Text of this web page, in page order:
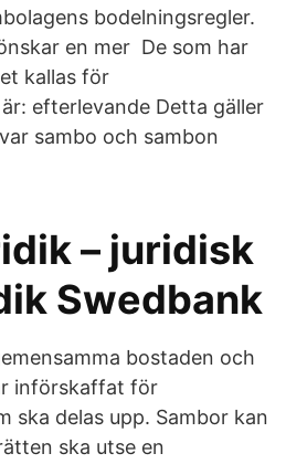
bodelningsregler.
en mer De som har
kallas för
efterlevande Detta gäller
sambo och sambon
– juridisk
Swedbank
bostaden och
införskaffat för
ska delas upp. Sambor kan
ska utse en